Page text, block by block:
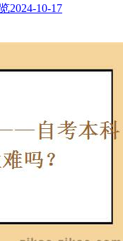
2024-10-17